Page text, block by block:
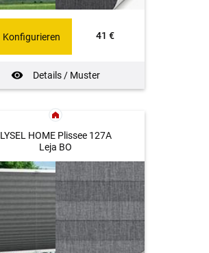
41 €
Details / Muster
Konfigurieren
LYSEL HOME Plissee 127A
Leja BO